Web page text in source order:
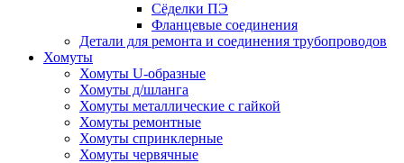
Сёделки ПЭ
Фланцевые соединения
Детали для ремонта и соединения трубопроводов
Хомуты
Хомуты U-образные
Хомуты д/шланга
Хомуты металлические с гайкой
Хомуты ремонтные
Хомуты спринклерные
Хомуты червячные